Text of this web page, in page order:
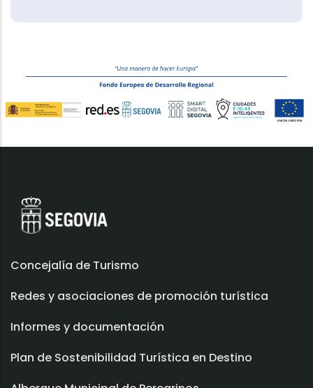
Concejalía de Turismo
Redes y asociaciones de promoción turística
Informes y documentación
Plan de Sostenibilidad Turística en Destino